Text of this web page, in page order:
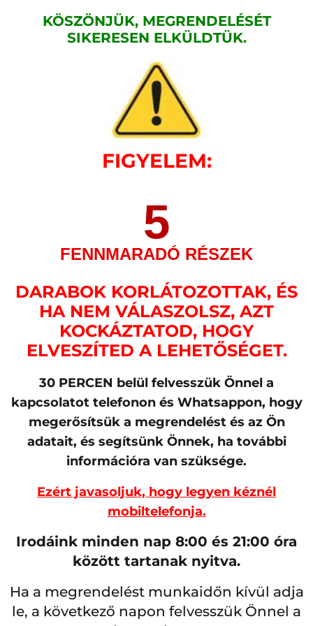
KÖSZÖNJÜK, MEGRENDELÉSÉT
SIKERESEN ELKÜLDTÜK.
FIGYELEM:
FENNMARADÓ RÉSZEK
5
DARABOK KORLÁTOZOTTAK, ÉS
HA NEM VÁLASZOLSZ, AZT
KOCKÁZTATOD, HOGY
ELVESZÍTED A LEHETŐSÉGET.
30 PERCEN belül felvesszük Önnel a
kapcsolatot telefonon és Whatsappon, hogy
megerősítsük a megrendelést és az Ön
adatait, és segítsünk Önnek, ha további
információra van szüksége.
Ezért javasoljuk, hogy legyen kéznél
mobiltelefonja.
Irodáink minden nap 8:00 és 21:00 óra
között tartanak nyitva.
Ha a megrendelést munkaidőn kívül adja
le, a következő napon felvesszük Önnel a